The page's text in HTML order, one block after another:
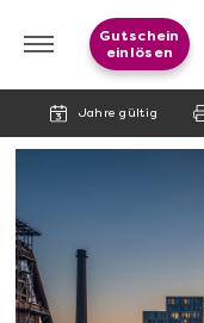
Jahre gültig
Gutschein
einlösen